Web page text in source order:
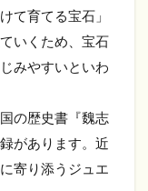
て育てる宝石」
いくため、宝石
みやすいといわ
の歴史書『魏志
があります。近
寄り添うジュエ